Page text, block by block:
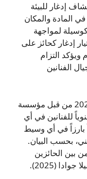
إدغار للبيئة
المادة والمكان
لمواجهة
إدغار كحائز على
ويؤكد التزام
الفنانين
تم تأسيس جائزة سام جيليام في 2023 من قبل مؤسسة
للفنانين في أي
بارزاً في أي وسيط
بحسب البيان.
حتى عام 2033، ومن بين الحائزين